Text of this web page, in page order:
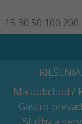
15 30 50 100 200
RIEŠENIA
Maloobchod /
Gastro